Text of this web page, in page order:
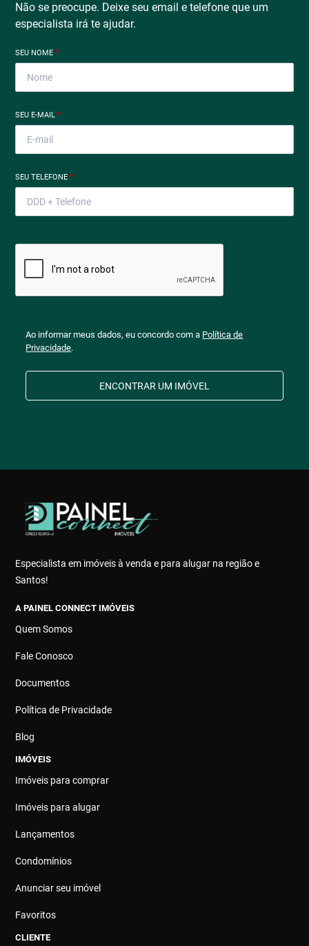
Não se preocupe. Deixe seu email e telefone que um
especialista irá te ajudar.
SEU NOME*
SEU E-MAIL*
SEU TELEFONE*
Ao informar meus dados, eu concordo com a Política de
Privacidade.
ENCONTRAR UM IMÓVEL
Especialista em imóveis à venda e para alugar na região e
Santos!
A PAINEL CONNECT IMÓVEIS
Quem Somos
Fale Conosco
Documentos
Política de Privacidade
Blog
IMÓVEIS
Imóveis para comprar
Imóveis para alugar
Lançamentos
Condomínios
Anunciar seu imóvel
Favoritos
CLIENTE